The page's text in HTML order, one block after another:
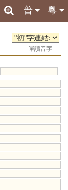
粵
普
單讀音字